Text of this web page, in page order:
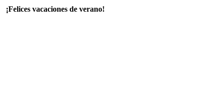
¡Felices vacaciones de verano!